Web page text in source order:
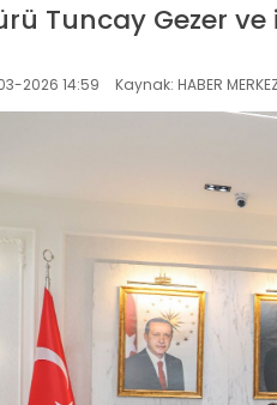
Tuncay Gezer ve
2026 14:59 Kaynak: HABER